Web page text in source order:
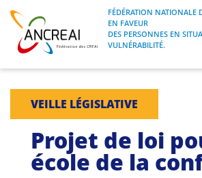
Skip
content
ANCREAI
FÉDÉRATION
FAVEUR DES
FÉDÉRATION NATIONALE
EN FAVEUR
DES PERSONNES EN
VULNÉRABILITÉ.
À propos
Journées nationales
VEILLE LÉGISLATIVE
Projet de loi
école de la